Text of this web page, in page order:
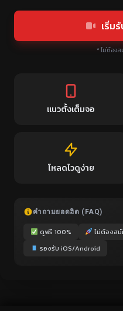
เริ่ม
* ไม่ต้อง
แนวตั้งเต็มจอ
โหลดไวดูง่าย
คำถามยอดฮิต (FAQ)
ดูฟรี 100%
ไม่ต้องสมั
รองรับ iOS/Android